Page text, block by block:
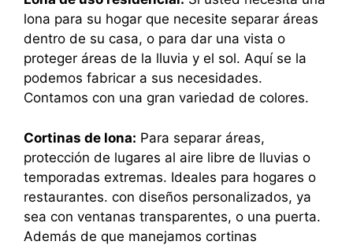
lona para su hogar que necesite separar áreas
dentro de su casa, o para dar una vista o
proteger áreas de la lluvia y el sol. Aquí se la
podemos fabricar a sus necesidades.
Contamos con una gran variedad de colores.
Cortinas de lona: Para separar áreas,
protección de lugares al aire libre de lluvias o
temporadas extremas. Ideales para hogares o
restaurantes. con diseños personalizados, ya
sea con ventanas transparentes, o una puerta.
Además de que manejamos cortinas